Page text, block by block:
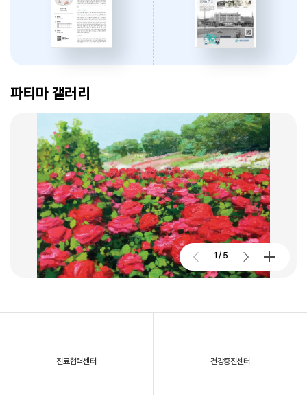
암 표적치료 - 대구파티마병원 병리과 변정섭 과장
2026. 01. 07
암환자의 관리 - 대구파티마병원 혈액종양내과 이선아 과장
2026. 01. 02
2025년, 대구파티마병원을 되돌아보다
2026.07.31
대구광역시간호사회와 함께 개원 70주년 기념 커피부스 운영
대구파티마병원, 진단검사의학과 리모델링 축복식 개최
2026.07.29
우성진 동구청장, 대구파티마병원 방문
2026.07.28
대구파티마병원, 스타키보청기 대구센터로부터 개원 70주년 기념
노트북 기증 받아
2026.07.27
대구파티마병원, 개원 70주년 기념 및 제11회 생명사랑 생명주간 축제
파티마 갤러리
1 / 5
진료협력센터 건강증진센터